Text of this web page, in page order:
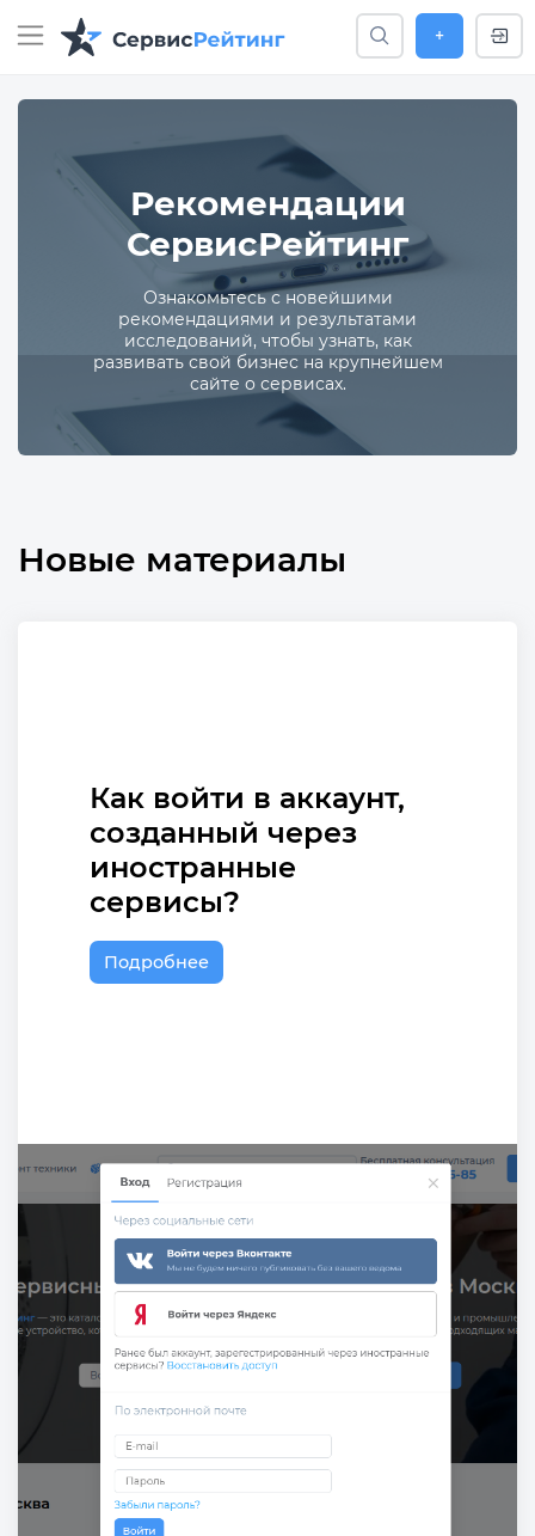
+
Рекомендации
СервисРейтинг
Ознакомьтесь с новейшими
рекомендациями и результатами
исследований, чтобы узнать, как
развивать свой бизнес на крупнейшем
сайте о сервисах.
Новые материалы
Как войти в аккаунт,
созданный через
иностранные
сервисы?
Подробнее